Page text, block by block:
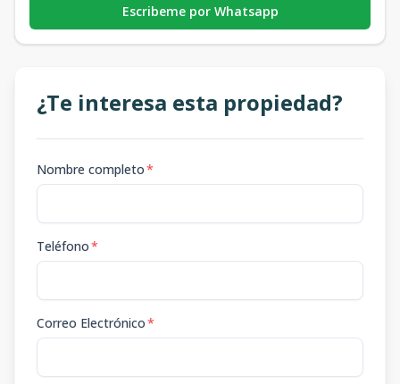
Escribeme por Whatsapp
¿Te interesa esta propiedad?
Nombre completo*
Teléfono*
Correo Electrónico*